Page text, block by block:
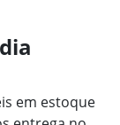
em estoque